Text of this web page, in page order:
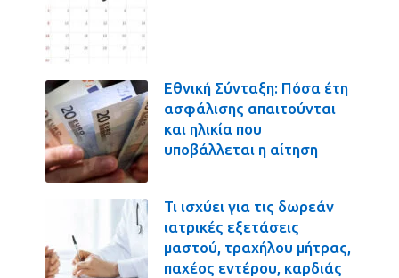
Εθνική Σύνταξη: Πόσα έτη
ασφάλισης απαιτούνται
και ηλικία που
υποβάλλεται η αίτηση
Τι ισχύει για τις δωρεάν
ιατρικές εξετάσεις
μαστού, τραχήλου μήτρας,
παχέος εντέρου, καρδιάς